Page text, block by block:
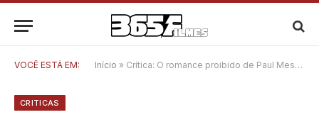
VOCÊ ESTÁ EM: Início » Crítica: O romance proibido de Paul Mescal que chegou aos cinemas e vai dilacerar o seu coração
CRITICAS